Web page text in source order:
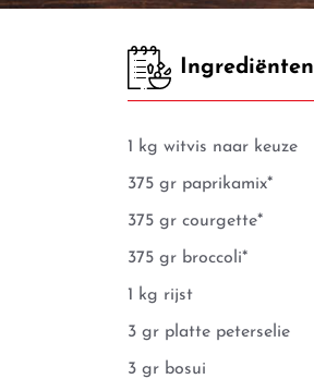
Ingrediënten
1 kg witvis naar keuze
375 gr paprikamix*
375 gr courgette*
375 gr broccoli*
1 kg rijst
3 gr platte peterselie
3 gr bosui